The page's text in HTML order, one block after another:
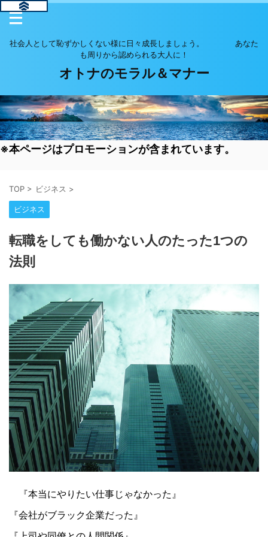
社会人として恥ずかしくない様に日々成長しましょう。 あなた
も周りから認められる大人に！
オトナのモラル＆マナー
※本ページはプロモーションが含まれています。
TOP > ビジネス >
ビジネス
転職をしても働かない人のたった1つの
法則
『本当にやりたい仕事じゃなかった』
『会社がブラック企業だった』